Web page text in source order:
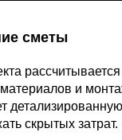
сметы
и
скрытых затрат.